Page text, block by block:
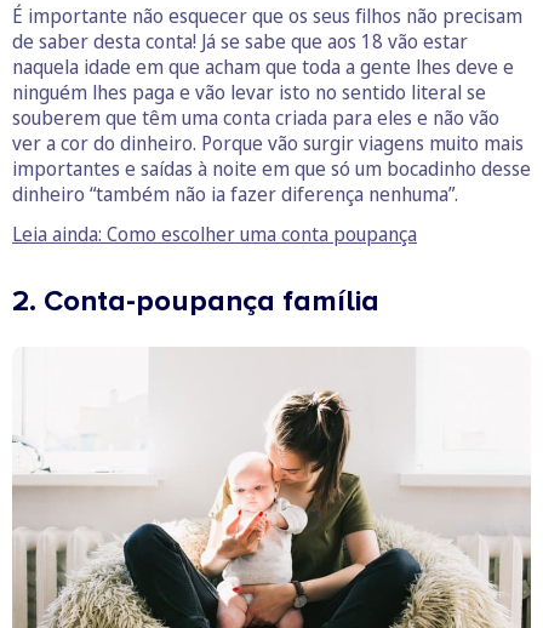
É importante não esquecer que os seus filhos não precisam
de saber desta conta! Já se sabe que aos 18 vão estar
naquela idade em que acham que toda a gente lhes deve e
ninguém lhes paga e vão levar isto no sentido literal se
souberem que têm uma conta criada para eles e não vão
ver a cor do dinheiro. Porque vão surgir viagens muito mais
importantes e saídas à noite em que só um bocadinho desse
dinheiro “também não ia fazer diferença nenhuma”.
Leia ainda: Como escolher uma conta poupança
2. Conta-poupança família